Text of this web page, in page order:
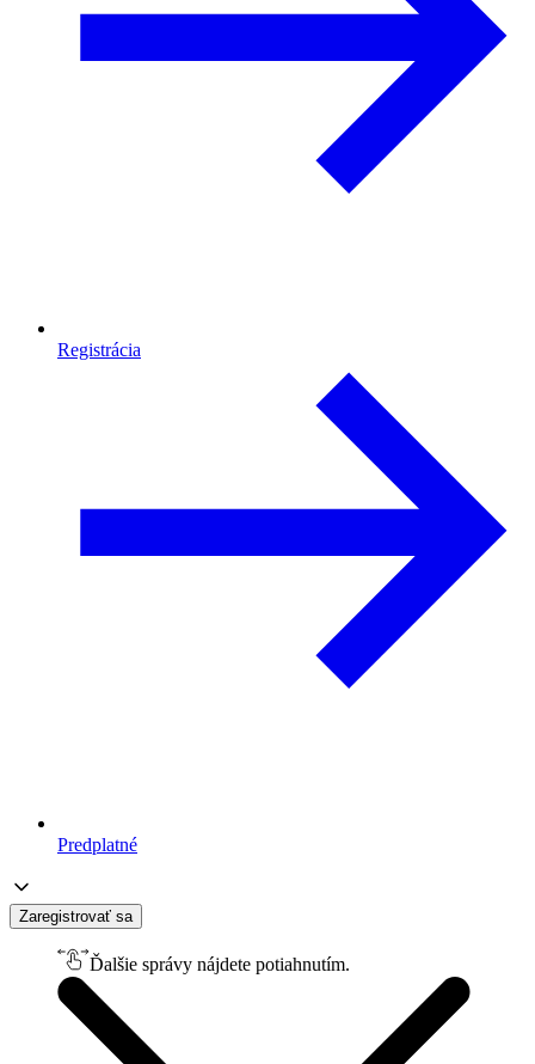
Registrácia
Predplatné
Zaregistrovať sa
Ďalšie správy nájdete potiahnutím.